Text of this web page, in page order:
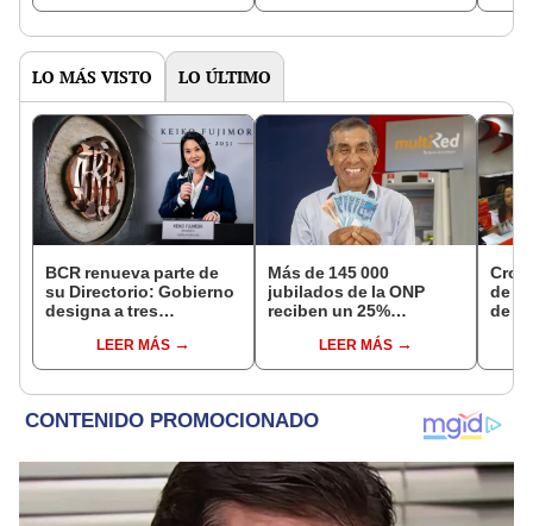
LO MÁS VISTO LO ÚLTIMO
BCR renueva parte de
su Directorio: Gobierno
designa a tres
EjecutivoLEER MÁS
Más de 145 000
jubilados de la ONP
reciben un 25%
en agostoLEER MÁS
de
de